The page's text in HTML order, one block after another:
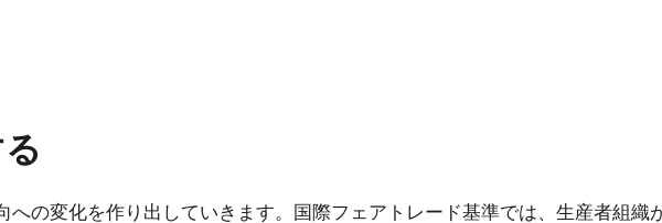
の変化を作り出していきます。国際フェアトレード基準では、生産者組織